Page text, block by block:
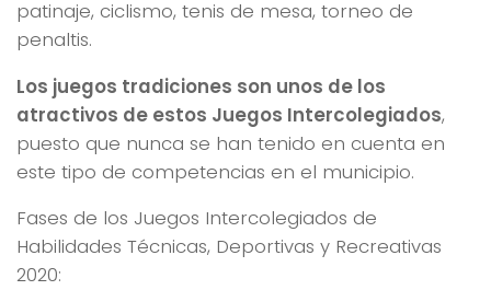
patinaje, ciclismo, tenis de mesa, torneo de
penaltis.
Los juegos tradiciones son unos de los
atractivos de estos Juegos Intercolegiados,
puesto que nunca se han tenido en cuenta en
este tipo de competencias en el municipio.
Fases de los Juegos Intercolegiados de
Habilidades Técnicas, Deportivas y Recreativas
2020: